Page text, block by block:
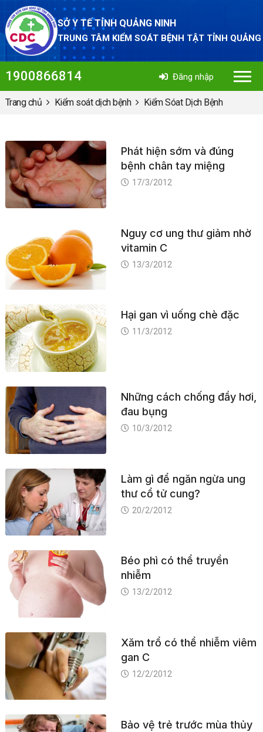
SỞ Y TẾ TỈNH QUẢNG NINH
TRUNG TÂM KIỂM SOÁT BỆNH TẬT TỈNH
Đăng nhập
1900866814
Trang chủ Kiểm soát dịch bệnh Kiểm Sóat Dịch Bệnh
Phát hiện sớm và đúng
bệnh chân tay miệng
17/3/2012
Nguy cơ ung thư giảm nhờ
vitamin C
13/3/2012
Hại gan vì uống chè đặc
11/3/2012
Những cách chống đầy hơi,
đau bụng
10/3/2012
Làm gì để ngăn ngừa ung
thư cổ tử cung?
20/2/2012
Béo phì có thể truyền
nhiễm
13/2/2012
Xăm trổ có thể nhiễm viêm
gan C
12/2/2012
Bảo vệ trẻ trước mùa thủy